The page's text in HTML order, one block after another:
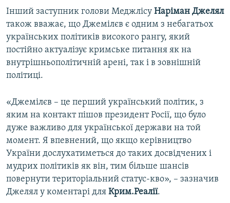
Інший заступник голови Меджлісу Наріман Джелял
також вважає, що Джемілєв є одним з небагатьох
українських політиків високого рангу, який
постійно актуалізує кримське питання як на
внутрішньополітичній арені, так і в зовнішній
політиці.
«Джемілєв – це перший український політик, з
яким на контакт пішов президент Росії, що було
дуже важливо для української держави на той
момент. Я впевнений, що якщо керівництво
України дослухатиметься до таких досвідчених і
мудрих політиків як він, тим більше шансів
повернути територіальний статус-кво», – зазначив
Джелял у коментарі для Крим.Реалії.